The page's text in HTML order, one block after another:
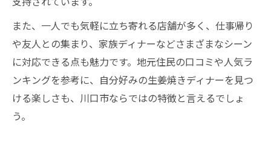
また、一人でも気軽に立ち寄れる店舗が多く、仕事帰り
や友人との集まり、家族ディナーなどさまざまなシーン
に対応できる点も魅力です。地元住民の口コミや人気ラ
ンキングを参考に、自分好みの生姜焼きディナーを見つ
ける楽しさも、川口市ならではの特徴と言えるでしょ
う。